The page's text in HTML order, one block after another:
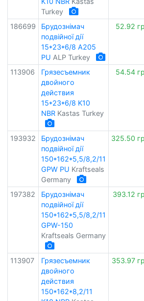
Turkey
186699
Брудознімач
подвійної дії
15*23*6/8 A205
PU ALP Turkey
52.92
113906
Грязесъемник
двойного
действия
15*23*6/8 K10
NBR Kastas Turkey
54.54
193932
Брудознімач
подвійної дії
150*162*5,5/8,2/11
GPW PU Kraftseals
Germany
325.50
197382
Брудознімач
подвійної дії
150*162*5,5/8,2/11
GPW-150
Kraftseals Germany
393.12
113907
Грязесъемник
двойного
действия
150*162*8,2/11
353.97